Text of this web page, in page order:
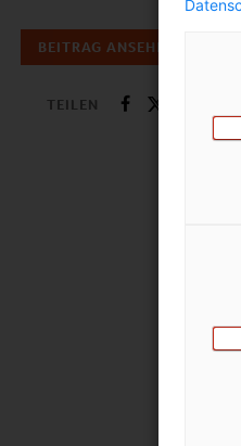
BEITRAG ANSEHEN
TEILEN